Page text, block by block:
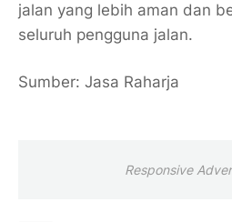
jalan yang lebih aman dan
seluruh pengguna jalan.
Sumber: Jasa Raharja
Responsive